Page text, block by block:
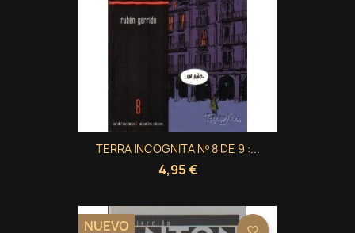
Crear lista de deseos
((modalTitle))
Iniciar sesión
TERRA INCOGNITA Nº 8 DE 9 :...
4,95 €
NUEVO